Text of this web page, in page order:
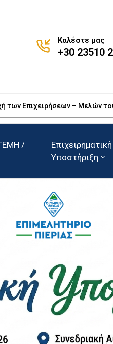
Καλέστε μας
+30 23510
Επιχειρήσεων – Μελών του
/
Επιχειρηματική
Υποστήριξη